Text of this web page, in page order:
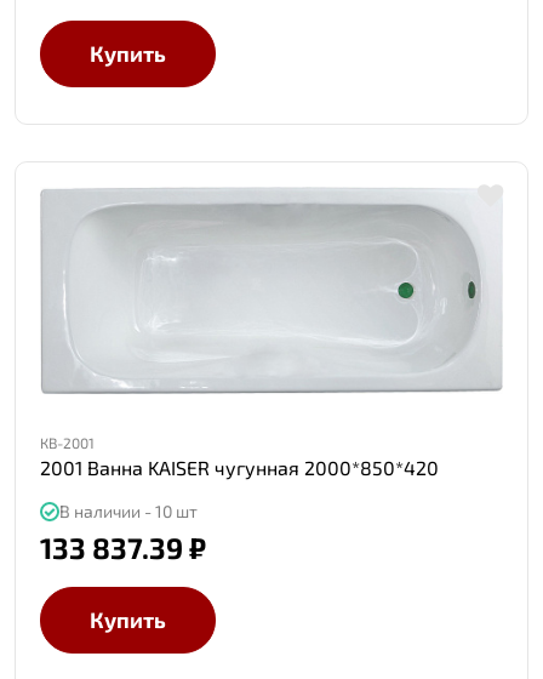
Купить
КВ-2001
2001 Ванна KAISER чугунная 2000*850*420
В наличии - 10 шт
133 837.39 ₽
Купить